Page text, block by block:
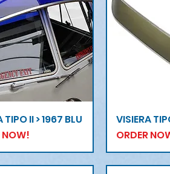
rapida
TIPO II > 1967 BLU
NOW!
VISIERA
ORDER